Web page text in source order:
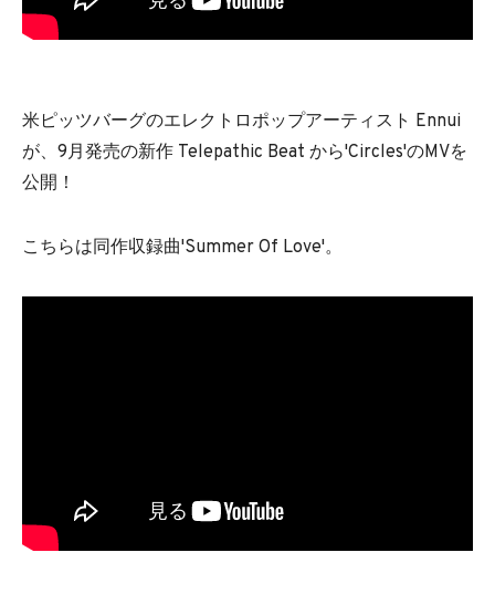
米ピッツバーグのエレクトロポップアーティスト Ennui
が、9月発売の新作 Telepathic Beat から'Circles'のMVを
公開！
こちらは同作収録曲'Summer Of Love'。